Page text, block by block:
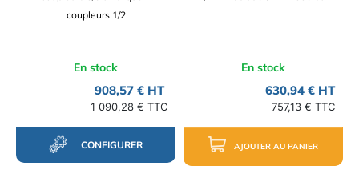
coupleurs 1/2
En stock
908,57 € HT
1 090,28 € TTC
CONFIGURER
En stock
630,94 € HT
757,13 € TTC
AJOUTER AU PANIER